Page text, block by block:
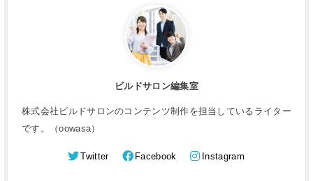
ビルドサロン編集室
株式会社ビルドサロンのコンテンツ制作を担当しているライター
です。（oowasa）
Twitter Facebook Instagram